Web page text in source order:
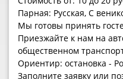
Парная: Русская, С
Мы готовы принять
Приезжайте к нам на
общественном
Ориентир: остановка -
Заполните заявку или